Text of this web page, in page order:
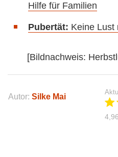
Hilfe für Familien
Pubertät: Keine Lust
[Bildnachweis:
Autor: Silke Mai